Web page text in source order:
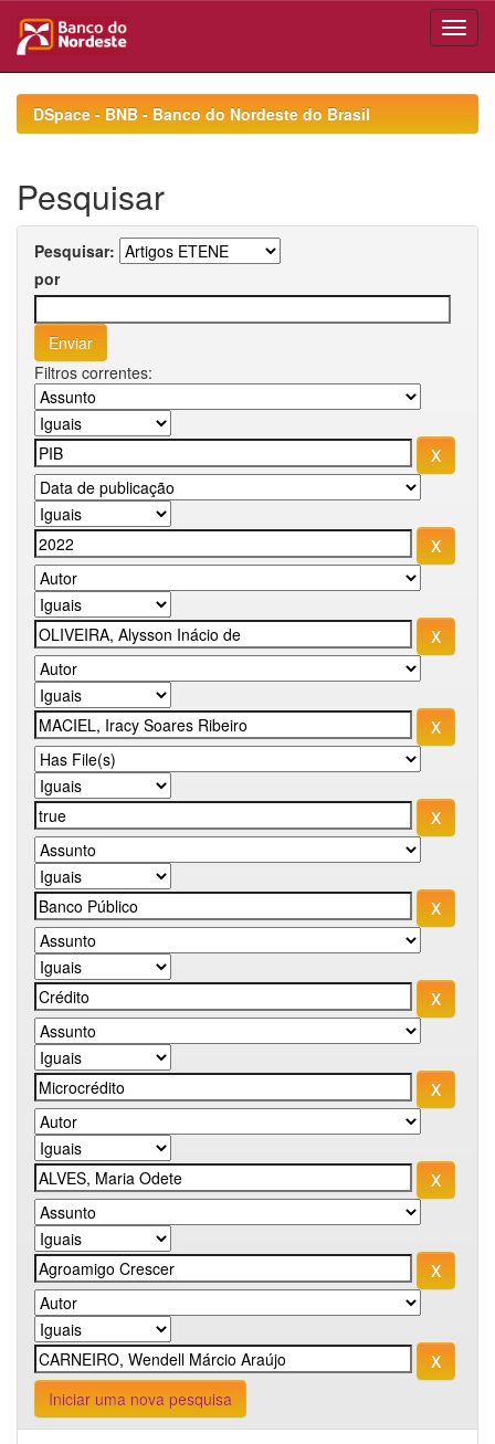
navigationDSpace - BNB - Banco do Nordeste do Brasil
Pesquisar
Pesquisar:
por
Filtros correntes:
Iniciar uma nova pesquisa